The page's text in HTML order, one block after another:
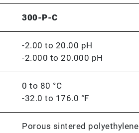
300-P-C
-2.00 to 20.00 pH
-2.000 to 20.000 pH
0 to 80 °C
-32.0 to 176.0 °F
Porous sintered polyethylene